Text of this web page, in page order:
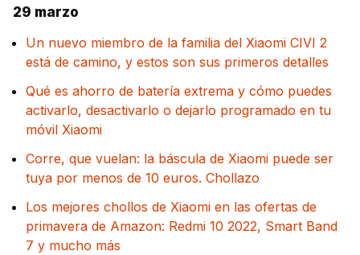
29 marzo
Un nuevo miembro de la familia del Xiaomi CIVI 2
está de camino, y estos son sus primeros detalles
Qué es ahorro de batería extrema y cómo puedes
activarlo, desactivarlo o dejarlo programado en tu
móvil Xiaomi
Corre, que vuelan: la báscula de Xiaomi puede ser
tuya por menos de 10 euros. Chollazo
Los mejores chollos de Xiaomi en las ofertas de
primavera de Amazon: Redmi 10 2022, Smart Band
7 y mucho más